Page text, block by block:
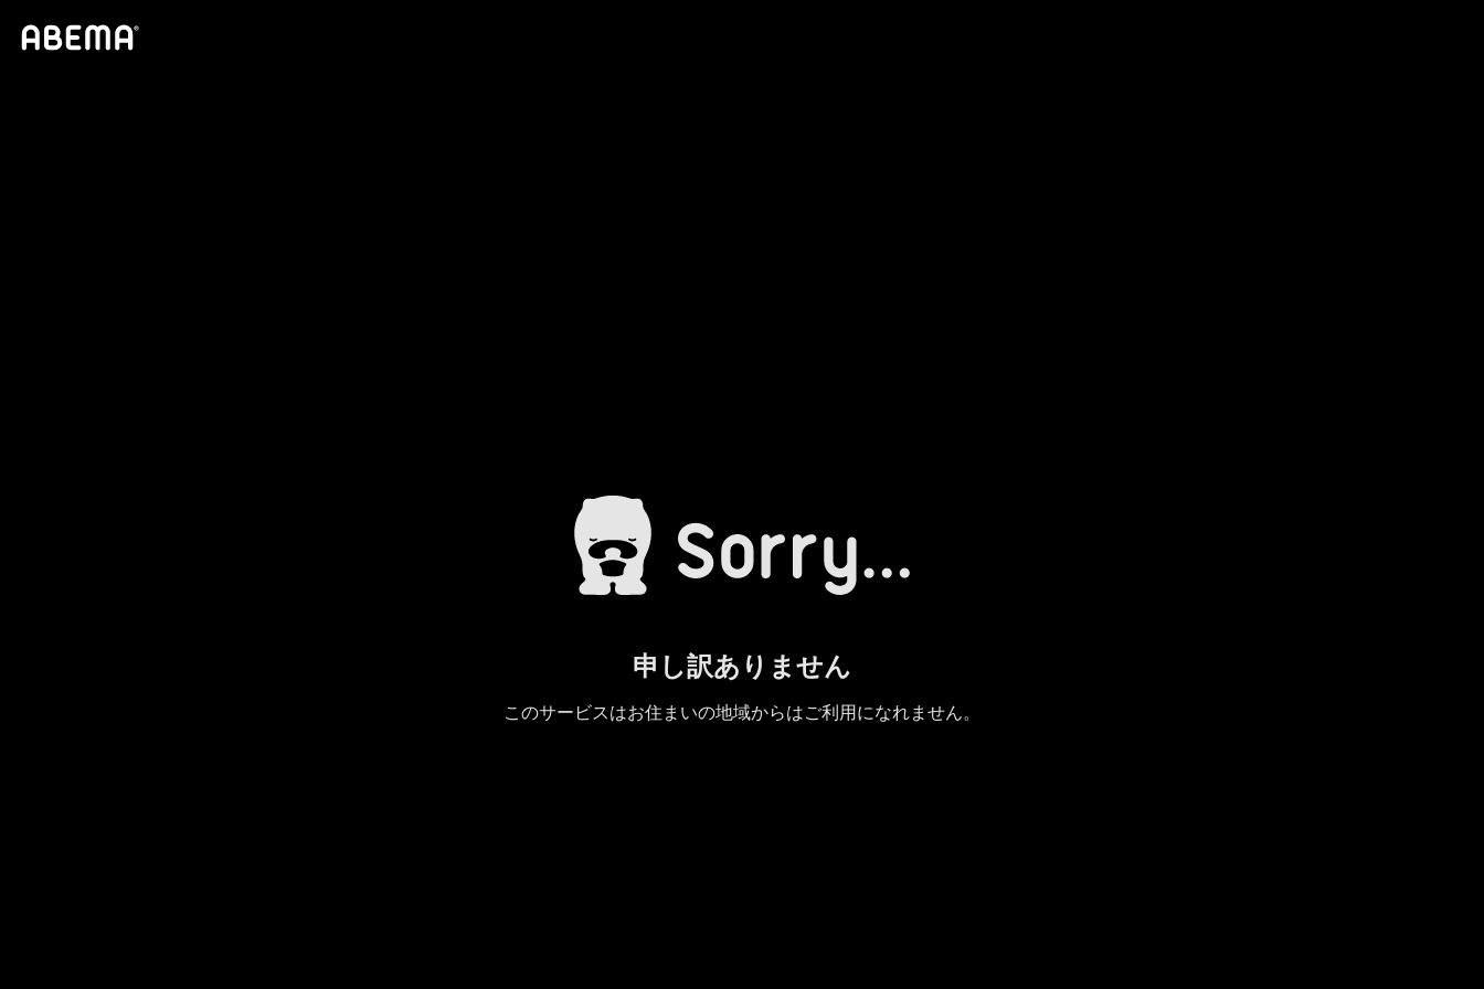
申し訳ありません
このサービスはお住まいの地域からはご利用になれません。